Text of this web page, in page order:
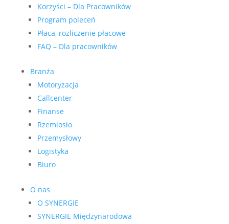
Korzyści – Dla Pracowników
Program poleceń
Płaca, rozliczenie płacowe
FAQ – Dla pracowników
Branża
Motoryzacja
Callcenter
Finanse
Rzemiosło
Przemysłowy
Logistyka
Biuro
O nas
O SYNERGIE
SYNERGIE Międzynarodowa